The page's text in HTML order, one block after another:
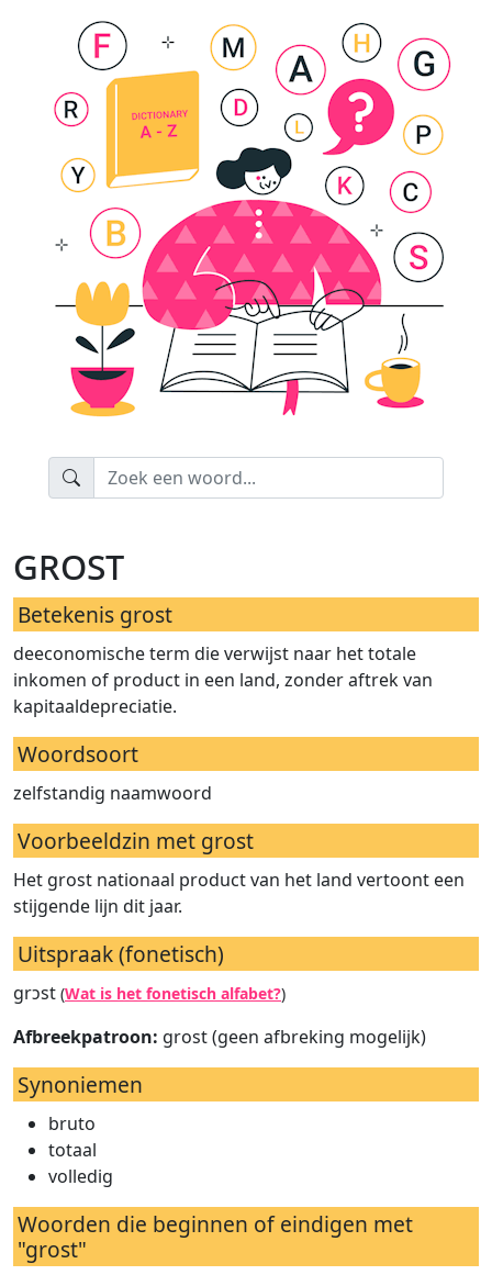
grost
Betekenis grost
deeconomische term die verwijst naar het totale
inkomen of product in een land, zonder aftrek van
kapitaaldepreciatie.
Woordsoort
zelfstandig naamwoord
Voorbeeldzin met grost
Het grost nationaal product van het land vertoont een
stijgende lijn dit jaar.
Uitspraak (fonetisch)
ɡrɔst (Wat is het fonetisch alfabet?)
Afbreekpatroon: grost (geen afbreking mogelijk)
Synoniemen
bruto
totaal
volledig
Woorden die beginnen of eindigen met
"grost"